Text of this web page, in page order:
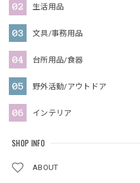
生活用品
文具/事務用品
台所用品/食器
野外活動/アウトドア
インテリア
SHOP INFO
ABOUT